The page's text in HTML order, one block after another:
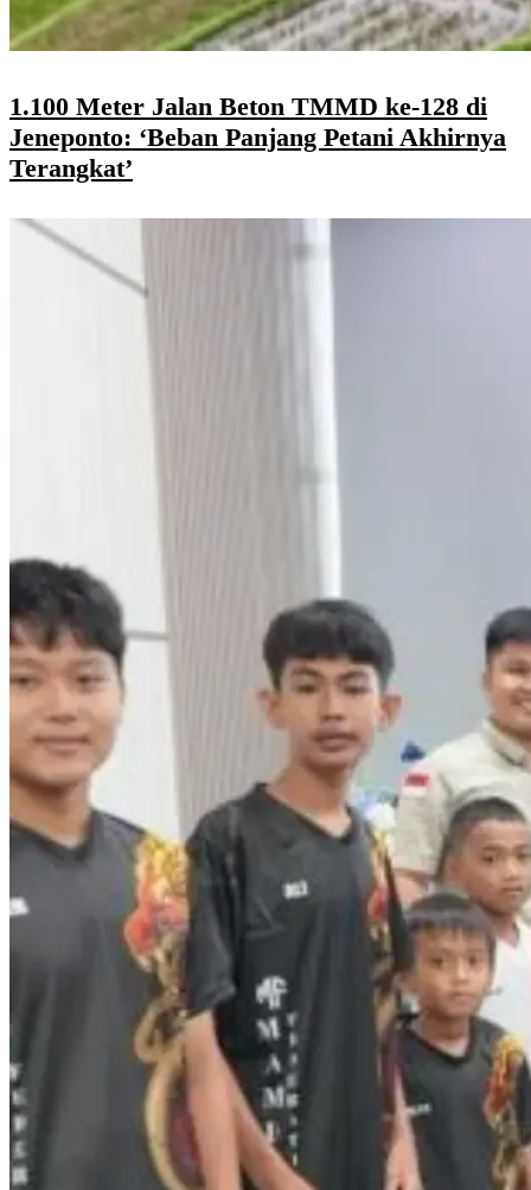
1.100 Meter Jalan Beton TMMD ke-128 di
Jeneponto: ‘Beban Panjang Petani Akhirnya
Terangkat’